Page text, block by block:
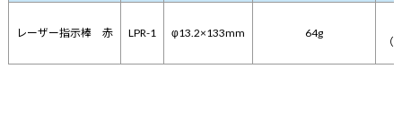
レーザー指示棒 赤 LPR-1 φ13.2×133mm 64g
（